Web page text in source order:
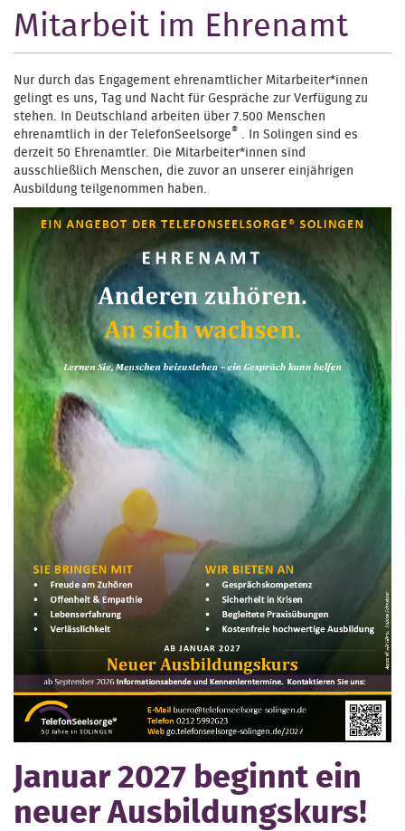
Mitarbeit im Ehrenamt
Nur durch das Engagement ehrenamtlicher Mitarbeiter*innen
gelingt es uns, Tag und Nacht für Gespräche zur Verfügung zu
stehen. In Deutschland arbeiten über 7.500 Menschen
ehrenamtlich in der TelefonSeelsorge® . In Solingen sind es
derzeit 50 Ehrenamtler. Die Mitarbeiter*innen sind
ausschließlich Menschen, die zuvor an unserer einjährigen
Ausbildung teilgenommen haben.
Januar 2027 beginnt ein
neuer Ausbildungskurs!